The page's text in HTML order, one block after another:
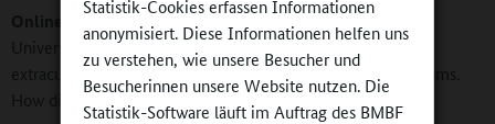
Statistik-Cookies erfassen Informationen
anonymisiert. Diese Informationen helfen uns
zu verstehen, wie unsere Besucher und
Besucherinnen unsere Website nutzen. Die
Statistik-Software läuft im Auftrag des BMBF
Online-Redaktion: Mr. Dyson, you are a researcher at the
University of Manchester and study the effectiveness of
extracurricular and Out-Of-School-Time Educational Programs.
How did you get involved with this subject?